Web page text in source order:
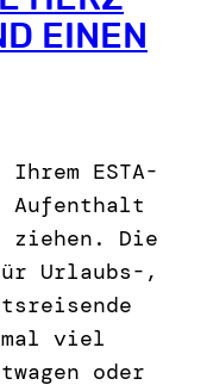
EINEN
ESTA-
Aufenthalt
ziehen. Die
Urlaubs-,
viel
oder